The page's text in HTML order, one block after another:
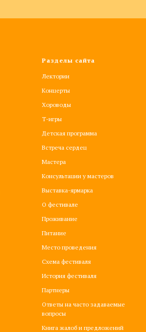
Разделы сайта
Лектории
Концерты
Хороводы
Т-игры
Детская программа
Встреча сердец
Мастера
Консультации у мастеров
Выставка-ярмарка
О фестивале
Проживание
Питание
Место проведения
Схема фестиваля
История фестиваля
Партнеры
Ответы на часто задаваемые
вопросы
Книга жалоб и предложений